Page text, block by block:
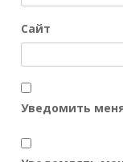
Сайт
Уведомить